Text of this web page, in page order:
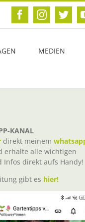
FacebookInstagram
MEDIEN
KANAL
direkt meinem
erhalte alle wichtigen
Infos direkt aufs Handy!
gibt es hier!